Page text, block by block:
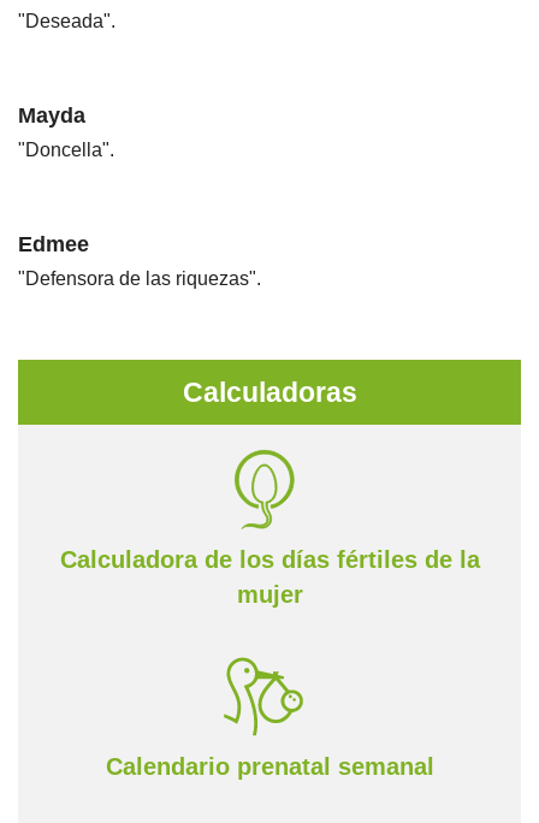
"Deseada".
Mayda
"Doncella".
Edmee
"Defensora de las riquezas".
Calculadoras
Calculadora de los días fértiles de la
mujer
Calendario prenatal semanal